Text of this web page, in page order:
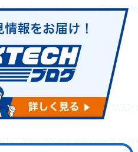
Torbert of Semper Fi Web
" />
/>
/>
/>
rss+xml" title="【岡山】集客設